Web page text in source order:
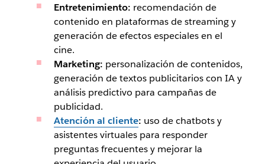
Entretenimiento: recomendación de
contenido en plataformas de streaming y
generación de efectos especiales en el
cine.
Marketing: personalización de contenidos,
generación de textos publicitarios con IA y
análisis predictivo para campañas de
publicidad.
Atención al cliente: uso de chatbots y
asistentes virtuales para responder
preguntas frecuentes y mejorar la